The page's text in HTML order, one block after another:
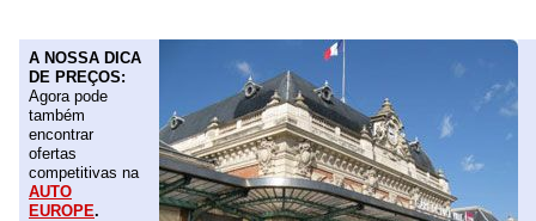
A NOSSA DICA
DE PREÇOS:
Agora pode
também
encontrar
ofertas
competitivas na
AUTO
EUROPE.